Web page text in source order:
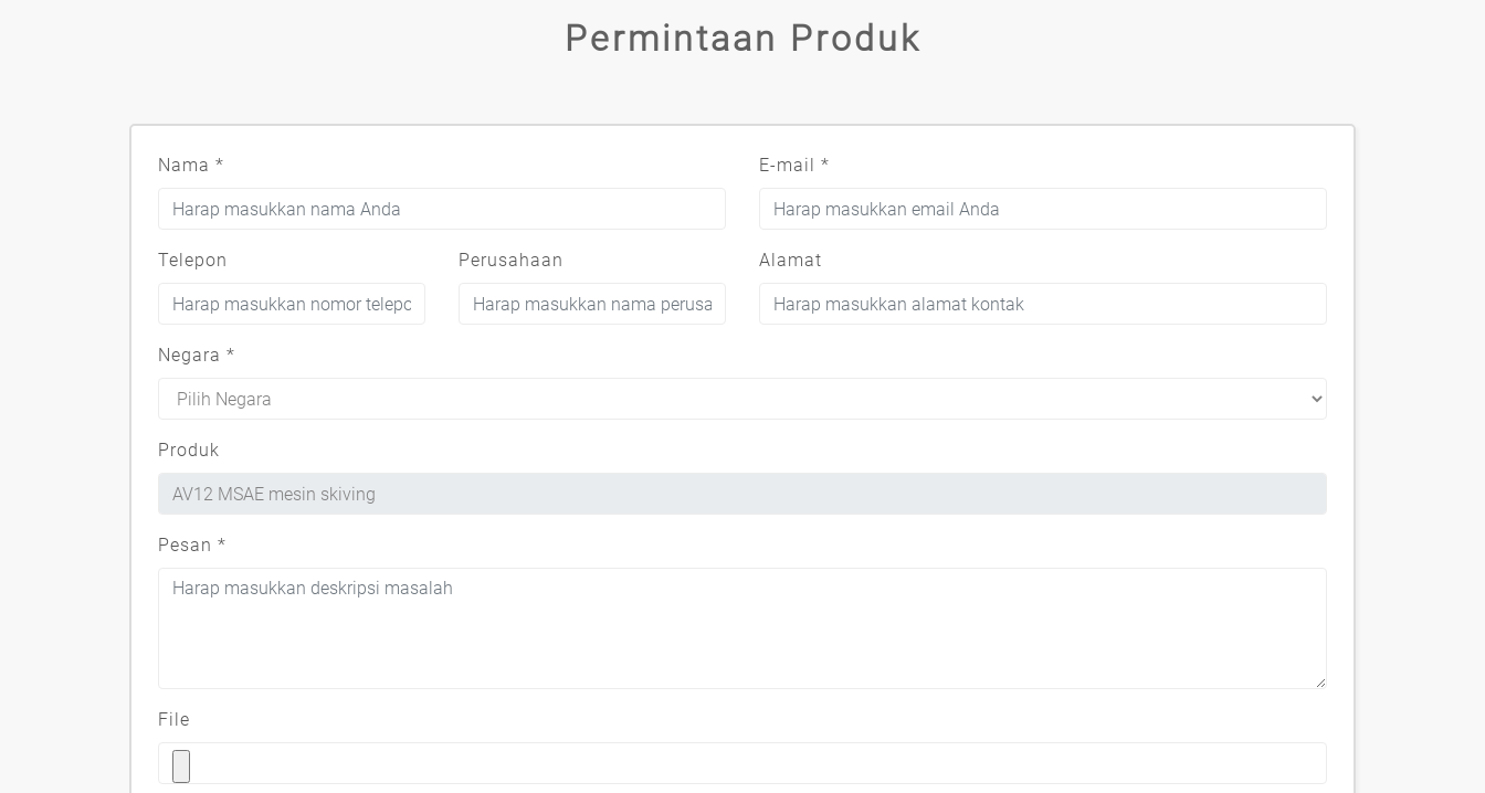
Permintaan Produk
Nama * E-mail *
Telepon Perusahaan Alamat
Negara *
Produk
Pesan *
File